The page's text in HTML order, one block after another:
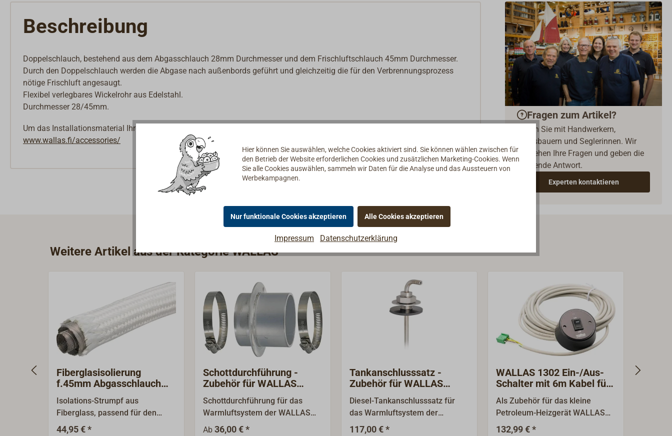
Haken
Dit & Dat
Beschreibung
Doppelschlauch, bestehend aus dem Abgasschlauch 28mm Durchmesser und dem Frischluftschlauch 45mm Durchmesser.
Durch den Doppelschlauch werden die Abgase nach außenbords geführt und gleichzeitig die für den Verbrennungsprozess
nötige Frischluft angesaugt.
Flexibel verlegbares Wickelrohr aus Edelstahl.
Durchmesser 28/45mm.
Um das Installationsmaterial Ihres Heizsystems zusammenzustellen, nutzen Sie auch die Online-Unterstützung auf
www.wallas.fi/accessories/
Fragen zum Artikel?
Reden Sie mit Handwerkern,
Bootsbauern und Seglerinnen. Wir
verstehen Ihre Fragen und geben die
passende Antwort.
Experten kontaktieren
Weitere Artikel aus der Kategorie WALLAS
Fiberglasisolierung
f.45mm Abgasschlauch
WALLAS 1050
Isolations-Strumpf aus
Fiberglass, passend für den
28/45mm Doppelschlauch.
44,95 € *
Schottdurchführung -
Zubehör für WALLAS
Heizungssysteme
Schottdurchführung für das
Warmluftsystem der WALLAS
Heizsysteme. Um Ihr
Ab 36,00 € *
Tankanschlusssatz -
Zubehör für WALLAS
Heizungssysteme
Diesel-Tankanschlusssatz für
das Warmluftsystem der
WALLAS Heizsysteme. Um Ihr
117,00 € *
WALLAS 1302 Ein-/Aus-
Schalter mit 6m Kabel für
WALLAS 1300
Als Zubehör für das kleine
Petroleum-Heizgerät WALLAS
1300 erhältlicher Ein/Aus-
132,99 € *
Hier können Sie auswählen, welche Cookies aktiviert sind. Sie können wählen zwischen für
den Betrieb der Website erforderlichen Cookies und zusätzlichen Marketing-Cookies. Wenn
Sie alle Cookies auswählen, sammeln wir Daten für die Analyse und das Aussteuern von
Werbekampagnen.
Nur funktionale Cookies akzeptieren Alle Cookies akzeptieren
Impressum Datenschutzerklärung